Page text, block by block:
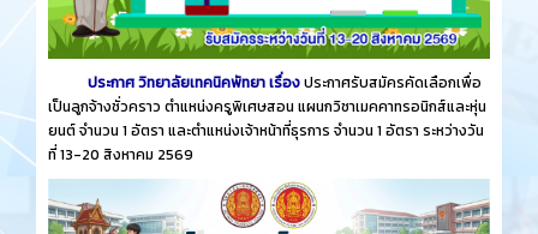
ประกาศ วิทยาลัยเทคนิคพัทยา เรื่องประกาศรับสมัครคัดเลือกเพื่อ
เป็นลูกจ้างชั่วคราว ตำแหน่งครูพิเศษสอน แผนกวิชาเมคคาทรอนิกส์และหุ่น
ยนต์ จำนวน 1 อัตรา และตำแหน่งเจ้าหน้าที่ธุรการ จำนวน 1 อัตรา ระหว่างวัน
ที่ 13-20 สิงหาคม 2569